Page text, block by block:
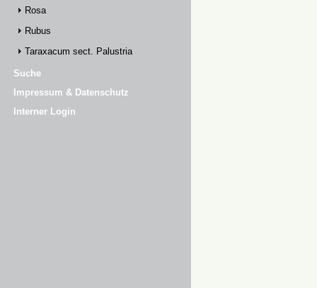
Rosa
Rubus
Taraxacum sect. Palustria
Suche
Impressum & Datenschutz
Interner Login